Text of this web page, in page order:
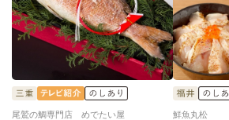
尾鷲の鯛専門店 めでたい屋 鮮魚丸松